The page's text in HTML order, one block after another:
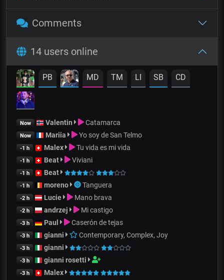
Comments
14 users online
PB MD TM LI SB CD
Now Valentin Catamarca
Now Mariia Yo soy de San Telmo
-1 h Malex Tu vida es mi vida
-1 h Beat Viviani
-1 h Beat
-1 h moreno Tanguera
-2 h Lucie Mano brava
-2 h andrzej Mi castigo
-3 h Paul Caserón de tejas
-3 h gianni Contemporary, Complex, Joy
-3 h gianni
-3 h gianni rosetti
-3 h Malex